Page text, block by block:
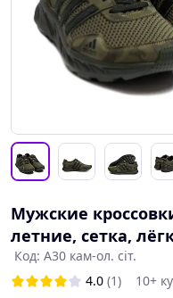
Мужские
летние, сетка,
Код: А30 кам-ол. сіт.
4.0 (1)
10+